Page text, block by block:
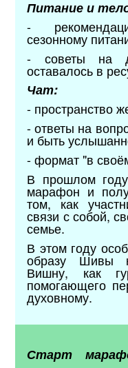
Питание и
-
сезонному
- советы на
оставалось в
Чат:
- пространство
- ответы на
и быть
- формат "в
В прошлом
марафон и
том, как
связи с собой,
семье.
В этом году
образу Шивы
Вишну, как
помогающего
духовному.
Старт